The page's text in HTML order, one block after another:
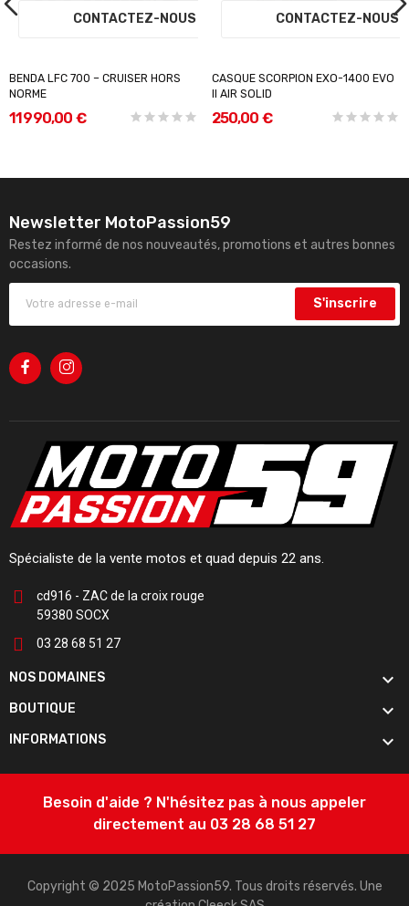
CONTACTEZ-NOUS
BENDA LFC 700 – CRUISER HORS
NORME
11 990,00 €
CONTACTEZ-NOUS
CASQUE SCORPION EXO-1400 EVO
II AIR SOLID
250,00 €
Newsletter MotoPassion59
Restez informé de nos nouveautés, promotions et autres bonnes
occasions.
S'inscrire
Spécialiste de la vente motos et quad depuis 22 ans.
cd916 - ZAC de la croix rouge
59380 SOCX
03 28 68 51 27
NOS DOMAINES 
BOUTIQUE 
INFORMATIONS 
Besoin d'aide ? N'hésitez pas à nous appeler
directement au 03 28 68 51 27
Copyright © 2025 MotoPassion59. Tous droits réservés. Une